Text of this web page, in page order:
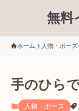
無料
ホーム 人物・ポーズ
手のひら
人物・ポーズ